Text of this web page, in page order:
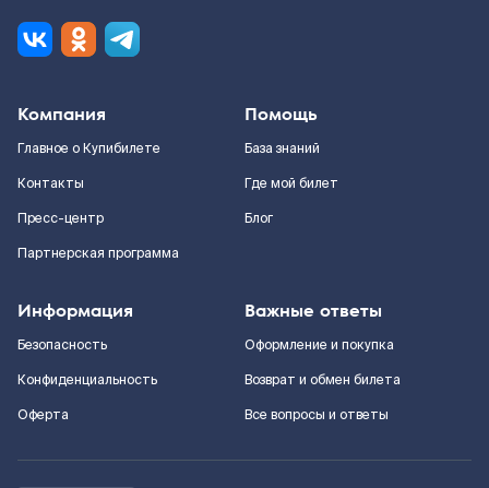
Компания
Главное о Купибилете
Контакты
Пресс-центр
Партнерская программа
Помощь
База знаний
Где мой билет
Блог
Информация
Безопасность
Конфиденциальность
Оферта
Важные ответы
Оформление и покупка
Возврат и обмен билета
Все вопросы и ответы